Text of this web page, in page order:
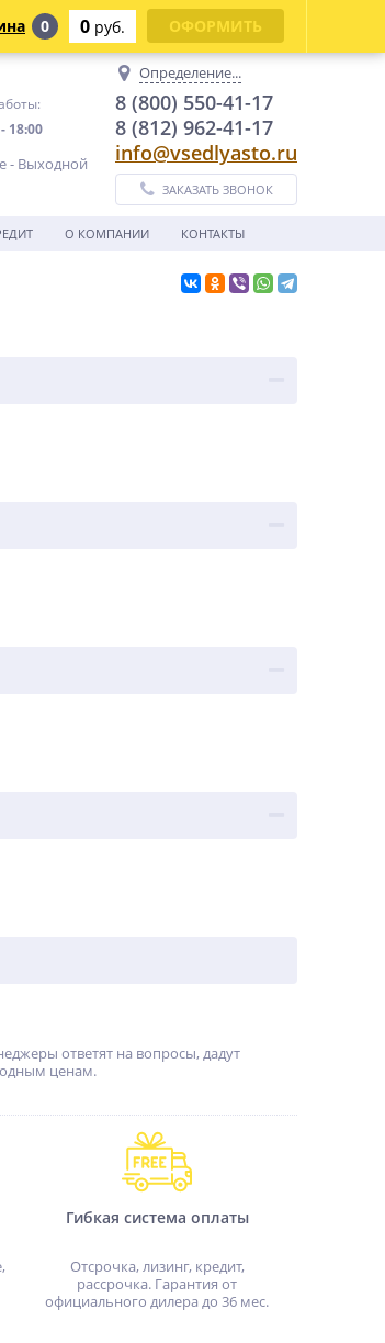
18:00
- Выходной
Определение...
8 (800) 550-41-17
8 (812) 962-41-17
info@vsedlyasto.ru
ЗАКАЗАТЬ ЗВОНОК
О КОМПАНИИ КОНТАКТЫ
ответят на вопросы, дадут
ценам.
Гибкая система оплаты
Отсрочка, лизинг, кредит,
рассрочка. Гарантия от
официального дилера до 36 мес.
0 0 руб. ОФОРМИТЬ